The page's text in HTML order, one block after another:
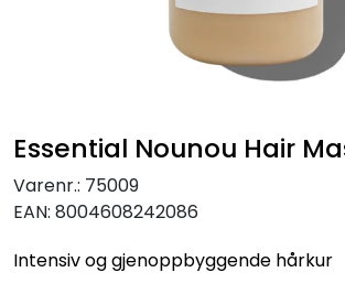
Essential Nounou Hair
Varenr.: 75009
EAN: 8004608242086
Intensiv og gjenoppbyggende hårkur